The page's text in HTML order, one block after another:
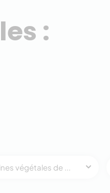
:
végétales de ...